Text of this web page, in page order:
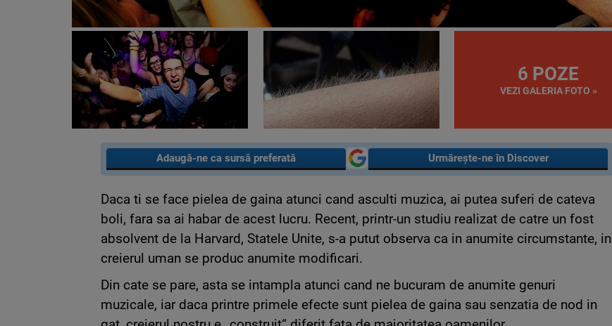
6 POZE
VEZI GALERIA FOTO »
Adaugă-ne ca sursă preferată Urmărește-ne în Discover
Daca ti se face pielea de gaina atunci cand asculti muzica, ai putea suferi de cateva
boli, fara sa ai habar de acest lucru. Recent, printr-un studiu realizat de catre un fost
absolvent de la Harvard, Statele Unite, s-a putut observa ca in anumite circumstante, in
creierul uman se produc anumite modificari.
Din cate se pare, asta se intampla atunci cand ne bucuram de anumite genuri
muzicale, iar daca printre primele efecte sunt pielea de gaina sau senzatia de nod in